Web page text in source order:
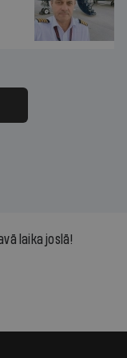
laika joslā!